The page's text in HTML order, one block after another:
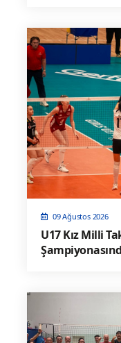
09 Ağustos 2026
U17 Kız Milli